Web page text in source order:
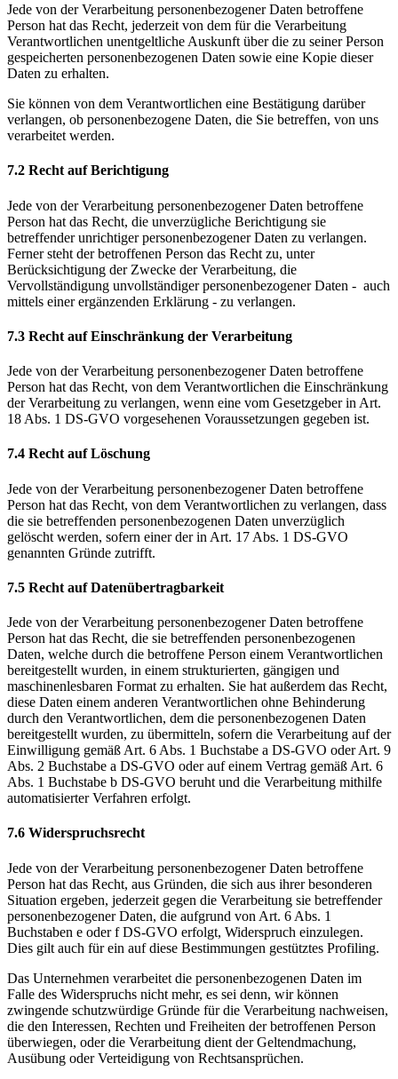
Jede von der Verarbeitung personenbezogener Daten betroffene
Person hat das Recht, jederzeit von dem für die Verarbeitung
Verantwortlichen unentgeltliche Auskunft über die zu seiner Person
gespeicherten personenbezogenen Daten sowie eine Kopie dieser
Daten zu erhalten.
Sie können von dem Verantwortlichen eine Bestätigung darüber
verlangen, ob personenbezogene Daten, die Sie betreffen, von uns
verarbeitet werden.
7.2 Recht auf Berichtigung
Jede von der Verarbeitung personenbezogener Daten betroffene
Person hat das Recht, die unverzügliche Berichtigung sie
betreffender unrichtiger personenbezogener Daten zu verlangen.
Ferner steht der betroffenen Person das Recht zu, unter
Berücksichtigung der Zwecke der Verarbeitung, die
Vervollständigung unvollständiger personenbezogener Daten - auch
mittels einer ergänzenden Erklärung - zu verlangen.
7.3 Recht auf Einschränkung der Verarbeitung
Jede von der Verarbeitung personenbezogener Daten betroffene
Person hat das Recht, von dem Verantwortlichen die Einschränkung
der Verarbeitung zu verlangen, wenn eine vom Gesetzgeber in Art.
18 Abs. 1 DS-GVO vorgesehenen Voraussetzungen gegeben ist.
7.4 Recht auf Löschung
Jede von der Verarbeitung personenbezogener Daten betroffene
Person hat das Recht, von dem Verantwortlichen zu verlangen, dass
die sie betreffenden personenbezogenen Daten unverzüglich
gelöscht werden, sofern einer der in Art. 17 Abs. 1 DS-GVO
genannten Gründe zutrifft.
7.5 Recht auf Datenübertragbarkeit
Jede von der Verarbeitung personenbezogener Daten betroffene
Person hat das Recht, die sie betreffenden personenbezogenen
Daten, welche durch die betroffene Person einem Verantwortlichen
bereitgestellt wurden, in einem strukturierten, gängigen und
maschinenlesbaren Format zu erhalten. Sie hat außerdem das Recht,
diese Daten einem anderen Verantwortlichen ohne Behinderung
durch den Verantwortlichen, dem die personenbezogenen Daten
bereitgestellt wurden, zu übermitteln, sofern die Verarbeitung auf der
Einwilligung gemäß Art. 6 Abs. 1 Buchstabe a DS-GVO oder Art. 9
Abs. 2 Buchstabe a DS-GVO oder auf einem Vertrag gemäß Art. 6
Abs. 1 Buchstabe b DS-GVO beruht und die Verarbeitung mithilfe
automatisierter Verfahren erfolgt.
7.6 Widerspruchsrecht
Jede von der Verarbeitung personenbezogener Daten betroffene
Person hat das Recht, aus Gründen, die sich aus ihrer besonderen
Situation ergeben, jederzeit gegen die Verarbeitung sie betreffender
personenbezogener Daten, die aufgrund von Art. 6 Abs. 1
Buchstaben e oder f DS-GVO erfolgt, Widerspruch einzulegen.
Dies gilt auch für ein auf diese Bestimmungen gestütztes Profiling.
Das Unternehmen verarbeitet die personenbezogenen Daten im
Falle des Widerspruchs nicht mehr, es sei denn, wir können
zwingende schutzwürdige Gründe für die Verarbeitung nachweisen,
die den Interessen, Rechten und Freiheiten der betroffenen Person
überwiegen, oder die Verarbeitung dient der Geltendmachung,
Ausübung oder Verteidigung von Rechtsansprüchen.